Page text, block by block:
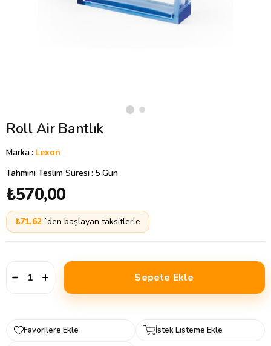
Roll Air Bantlık
Marka: Lexon
Tahmini Teslim Süresi: 5 Gün
₺570,00
₺71,62 `den başlayan taksitlerle
Favorilere Ekle
İstek Listeme Ekle